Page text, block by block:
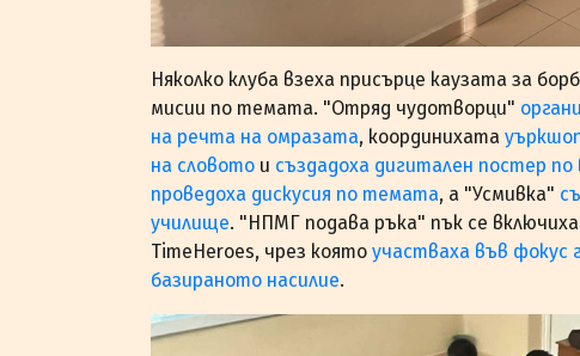
Няколко клуба взеха присърце каузата за
мисии по темата. "Отряд чудотворци"
на речта на омразата, координихата
на словото и създадоха дигитален постер по
проведоха дискусия по темата, а "Усмивка"
училище. "НПМГ подава ръка" пък се
TimeHeroes, чрез която участваха във фокус
базираното насилие.